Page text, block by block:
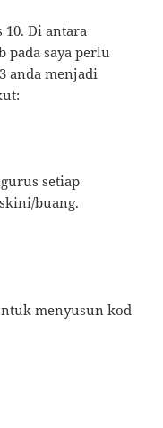
10. Di antara
pada saya perlu
anda menjadi
setiap
buang.
menyusun kod